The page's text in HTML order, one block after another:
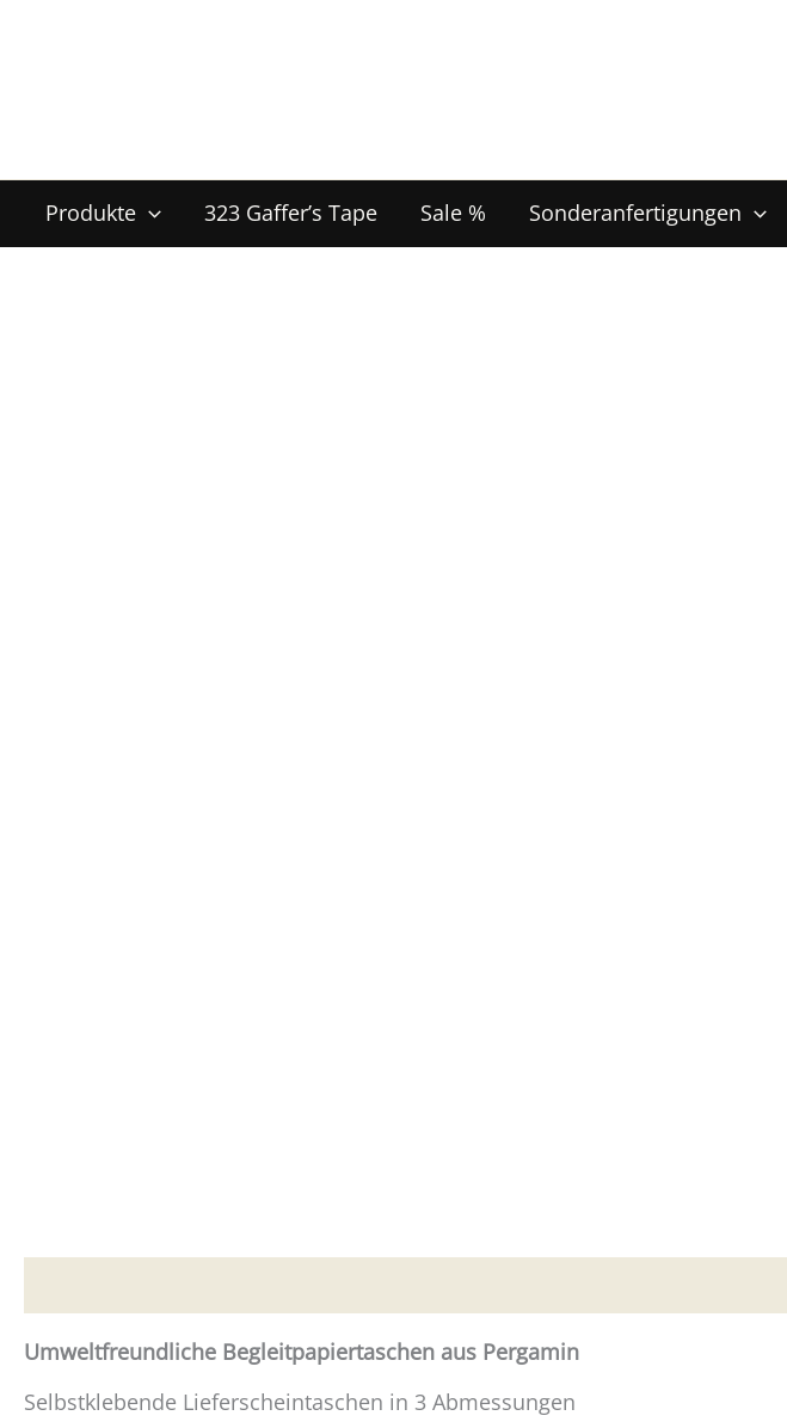
Produkte 323 Gaffer’s Tape Sale % Sonderanfertigungen
Umweltfreundliche Begleitpapiertaschen aus Pergamin
Selbstklebende Lieferscheintaschen in 3 Abmessungen